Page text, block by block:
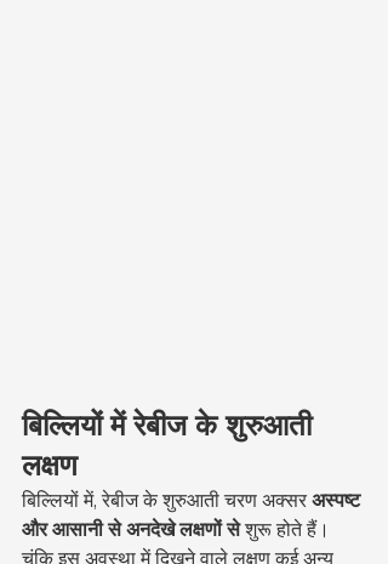
बिल्लियों में रेबीज के शुरुआती
लक्षण
बिल्लियों में, रेबीज के शुरुआती चरण अक्सर अस्पष्ट
और आसानी से अनदेखे लक्षणों से शुरू होते हैं।
चूंकि इस अवस्था में दिखने वाले लक्षण कई अन्य